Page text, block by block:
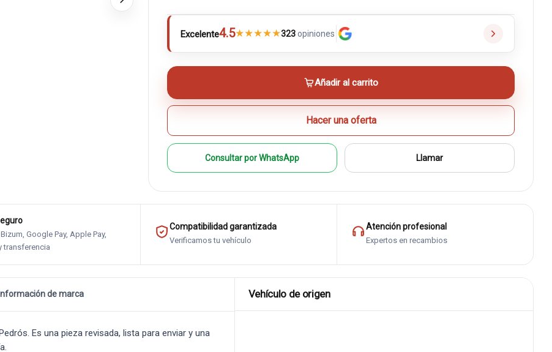
Excelente4.5★★★★★323opiniones
Añadir al carrito
Hacer una oferta
Consultar por WhatsApp Llamar
Google Pay, Apple Pay,
transferencia
Compatibilidad garantizada
Verificamos tu vehículo
Atención profesional
Expertos en recambios
de marca
Es una pieza revisada, lista para enviar y una
Vehículo de origen